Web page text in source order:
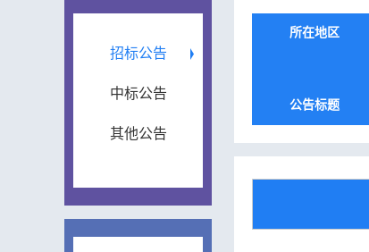
招标公告
中标公告
其他公告
所在地区
公告标题